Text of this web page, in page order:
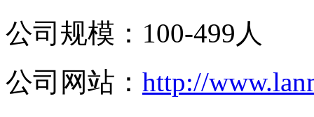
公司规模：100-499人
公司网站： http://